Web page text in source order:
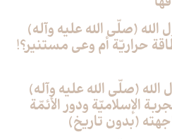
(صلّى الله عليه وآله)
طاقة حراريّة أم وعي مستنير؟!
(صلّى الله عليه وآله)
الإسلاميّة ودور الأئمّة
(بدون تاريخ)